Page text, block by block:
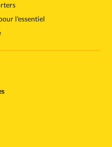
l'essentiel